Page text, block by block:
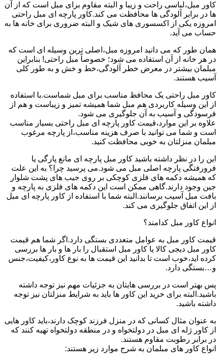
کاور مبل،لباسی راحت و زیبا و البته مقاوم برای مبل است که از آن
ها در برابر آلودگی ها محافظت می کند.کاور پارچه ای مبل راحتی
امروزه یکی از اکسسوری های شیک و البته ضروری برای خانه ها به
حساب می آید.
همان طور که می دانید امروزه مبل،اصلی ترین وسیله ای است که
در هر خانه از آن استفاده می شود؛ خصوصاً مبل راحتی! بنابراین
مبلمان بیشتر در معرض خطر آلودگی،خط و خش و به طور کلی
آسیب هستند.
کاور مبل راحتی یک محافظ مناسب برای مبل شماست.با استفاده
از این وسیله کاربردی هم مبل شما همیشه تمیز و زیباست و هم از
فرسودگی و آسیب به آن جلوگیری می شود.
علاوه بر این موارد،قیمت کاور پارچه ای مبل راحتی بسیار مناسب
است و شما می توانید با صرف هزینه مناسب،از پارچه مرغوب
مبلمان منزلتان به خوبی محافظت کنید.
این را در نظر داشته باشید کاور مبل پارچه ای مانع پارگی یا
فرورفتگی پارچه اصلی مبل می شود.می پرسید چرا؟ به این علت
که همیشه دکمه های فلزی کوچکی بر روی جیب های پشت شلوار
جین وجود دارند.گاهی ممکن است این دکمه های فلزی به پارچه و
بافت مبل آسیب برسانند.البته شما با استفاده از کاور پارچه ای مبل
از این اتفاق جلوگیری می کند.
انواع کاور مبل کدامند؟
قیمت کاور مبل به عوامل متعددی بستگی دارد.اگر شما هم قیمت
کاور مبل دیجی کالا یا کاور مبل استقبال را بار ها و بار ها بررسی
کرده اید،خوب است تا بدانید این قیمت ها به نوع کاور،کیفیت،جنس
و…بستگی دارد.
پس بهتر است در بررسی هایتان به جزئیات مهم نیز توجه داشته
باشید.البته برای خرید این کاور ها باید به شرایط منزلتان نیز توجه
داشته باشید.
به عنوان مثال کسانی که در منزل فرزند کوچک دارند،باید کاور هایی
از کاور ژله ای مبل در دولتخواه و در منطقه دولتخواه تهیه کنند که
در برابر رطوبت مقاوم هستند.
انواع کاور های مبلمان به شرح موارد زیر هستند: